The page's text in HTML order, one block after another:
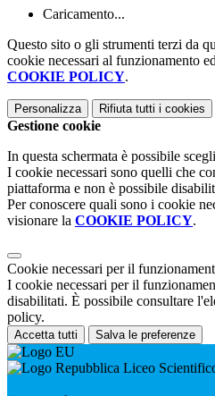
Caricamento...
Questo sito o gli strumenti terzi da
cookie necessari al funzionamento
COOKIE POLICY.
Personalizza Rifiuta tutti i cookies
Gestione cookie
In questa schermata è possibile
I cookie necessari sono quelli che
piattaforma e non è possibile
Per conoscere quali sono i cookie
visionare la COOKIE POLICY.
Cookie necessari per il
I cookie necessari per il
disabilitati. È possibile consultare
policy.
Accetta tutti Salva le preferenze
Liceo